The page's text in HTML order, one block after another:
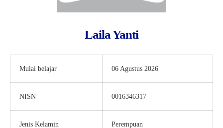
Laila Yanti
Mulai belajar 06 Agustus 2026
NISN 0016346317
Jenis Kelamin Perempuan